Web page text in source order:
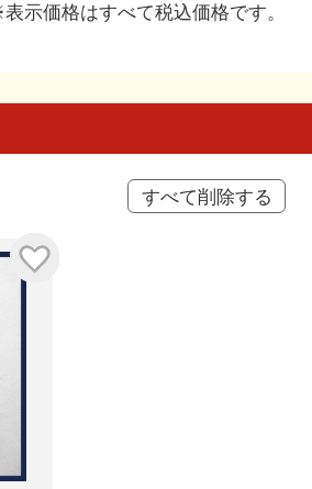
示価格はすべて税込価格です。
すべて削除する